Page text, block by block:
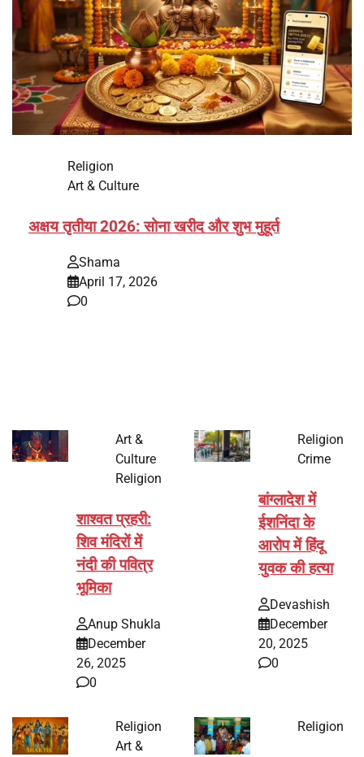
Religion
Art & Culture
अक्षय तृतीया 2026: सोना खरीद और शुभ मुहूर्त
Shama
April 17, 2026
0
Art &
Culture
Religion
शाश्वत प्रहरी:
शिव मंदिरों में
नंदी की पवित्र
भूमिका
Anup Shukla
December
26, 2025
0
Religion
Crime
बांग्लादेश में
ईशनिंदा के
आरोप में हिंदू
युवक की हत्या
Devashish
December
20, 2025
0
Religion
Art &
Religion